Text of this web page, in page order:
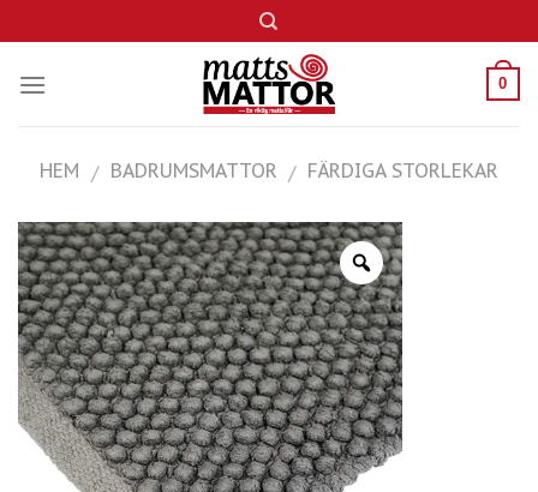
to
content
0
HEM / BADRUMSMATTOR / FÄRDIGA STORLEKAR